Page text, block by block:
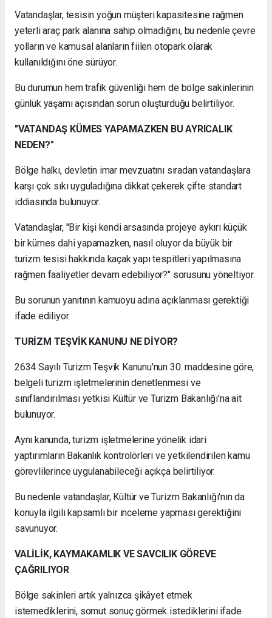
Vatandaşlar, tesisin yoğun müşteri kapasitesine rağmen
yeterli araç park alanına sahip olmadığını, bu nedenle çevre
yolların ve kamusal alanların fiilen otopark olarak
kullanıldığını öne sürüyor.
Bu durumun hem trafik güvenliği hem de bölge sakinlerinin
günlük yaşamı açısından sorun oluşturduğu belirtiliyor.
"VATANDAŞ KÜMES YAPAMAZKEN BU AYRICALIK
NEDEN?"
Bölge halkı, devletin imar mevzuatını sıradan vatandaşlara
karşı çok sıkı uyguladığına dikkat çekerek çifte standart
iddiasında bulunuyor.
Vatandaşlar, "Bir kişi kendi arsasında projeye aykırı küçük
bir kümes dahi yapamazken, nasıl oluyor da büyük bir
turizm tesisi hakkında kaçak yapı tespitleri yapılmasına
rağmen faaliyetler devam edebiliyor?" sorusunu yöneltiyor.
Bu sorunun yanıtının kamuoyu adına açıklanması gerektiği
ifade ediliyor.
TURİZM TEŞVİK KANUNU NE DİYOR?
2634 Sayılı Turizm Teşvik Kanunu'nun 30. maddesine göre,
belgeli turizm işletmelerinin denetlenmesi ve
sınıflandırılması yetkisi Kültür ve Turizm Bakanlığı'na ait
bulunuyor.
Aynı kanunda, turizm işletmelerine yönelik idari
yaptırımların Bakanlık kontrolörleri ve yetkilendirilen kamu
görevlilerince uygulanabileceği açıkça belirtiliyor.
Bu nedenle vatandaşlar, Kültür ve Turizm Bakanlığı'nın da
konuyla ilgili kapsamlı bir inceleme yapması gerektiğini
savunuyor.
VALİLİK, KAYMAKAMLIK VE SAVCILIK GÖREVE
ÇAĞRILIYOR
Bölge sakinleri artık yalnızca şikâyet etmek
istemediklerini, somut sonuç görmek istediklerini ifade